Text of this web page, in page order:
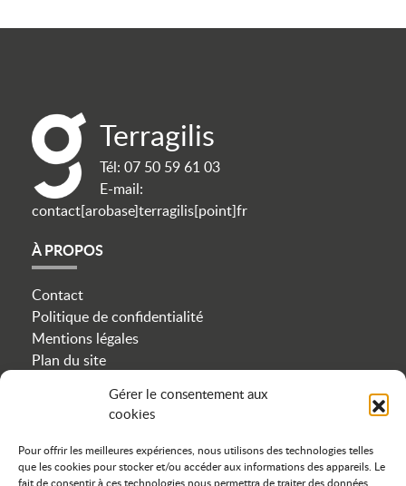
Gérer le consentement aux
cookies
Pour offrir les meilleures expériences, nous utilisons des technologies telles
que les cookies pour stocker et/ou accéder aux informations des appareils. Le
fait de consentir à ces technologies nous permettra de traiter des données
Terragilis
Tél: 07 50 59 61 03
E-mail:
contact[arobase]terragilis[point]fr
À PROPOS
Contact
Politique de confidentialité
Mentions légales
Plan du site
icon linkedinicon instagram
icon facebook